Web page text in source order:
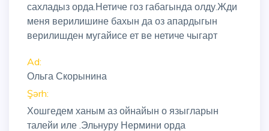
сахладыз орда.Нетиче гоз габагында олду.Жди
меня верилишине бахын да оз апардыгын
верилишден мугайисе ет ве нетиче чыгарт
Ad:
Ольга Скорынина
Şərh:
Хошгедем ханым аз ойнайын о языгларын
талейи иле .Эльнуру Нермини орда